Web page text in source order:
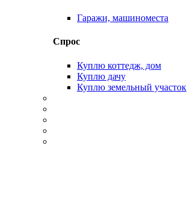
Гаражи, машиноместа
Спрос
Куплю коттедж, дом
Куплю дачу
Куплю земельный участок